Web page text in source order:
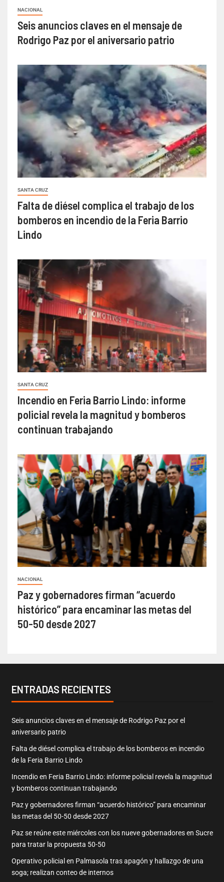
NACIONAL
Seis anuncios claves en el mensaje de
Rodrigo Paz por el aniversario patrio
SANTA CRUZ
Falta de diésel complica el trabajo de los
bomberos en incendio de la Feria Barrio
Lindo
SANTA CRUZ
Incendio en Feria Barrio Lindo: informe
policial revela la magnitud y bomberos
continuan trabajando
NACIONAL
Paz y gobernadores firman “acuerdo
histórico” para encaminar las metas del
50-50 desde 2027
ENTRADAS RECIENTES
Seis anuncios claves en el mensaje de Rodrigo Paz por el
aniversario patrio
Falta de diésel complica el trabajo de los bomberos en incendio
de la Feria Barrio Lindo
Incendio en Feria Barrio Lindo: informe policial revela la magnitud
y bomberos continuan trabajando
Paz y gobernadores firman “acuerdo histórico” para encaminar
las metas del 50-50 desde 2027
Paz se reúne este miércoles con los nueve gobernadores en Sucre
para tratar la propuesta 50-50
Operativo policial en Palmasola tras apagón y hallazgo de una
soga; realizan conteo de internos